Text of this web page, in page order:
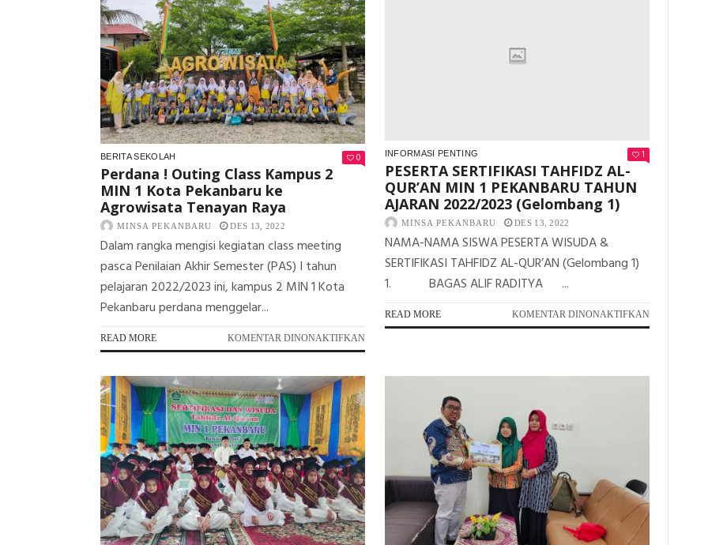
GELAR
PENYULUHAN
KESEHATAN
PENERAPAN
PHBS
UNTUK
CEGAH
DIARE”
BERITA SEKOLAH 0
Perdana ! Outing Class Kampus 2
MIN 1 Kota Pekanbaru ke
Agrowisata Tenayan Raya
MINSA PEKANBARU DES 13, 2022
Dalam rangka mengisi kegiatan class meeting
pasca Penilaian Akhir Semester (PAS) I tahun
pelajaran 2022/2023 ini, kampus 2 MIN 1 Kota
Pekanbaru perdana menggelar...
READ MORE KOMENTAR DINONAKTIFKANPADA
PERDANA
OUTING
CLASS
1
KOTA
PEKANBARU
KE
AGROWISATA
TENAYAN
INFORMASI PENTING 1
PESERTA SERTIFIKASI TAHFIDZ AL-
QUR’AN MIN 1 PEKANBARU TAHUN
AJARAN 2022/2023 (Gelombang 1)
MINSA PEKANBARU DES 13, 2022
NAMA-NAMA SISWA PESERTA WISUDA &
SERTIFIKASI TAHFIDZ AL-QUR’AN (Gelombang 1)
1. BAGAS ALIF RADITYA ...
READ MORE KOMENTAR DINONAKTIFKANPADA
PESERTA
1)